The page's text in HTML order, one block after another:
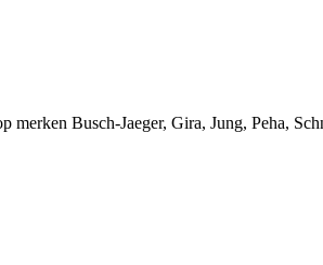
Busch-Jaeger, Gira, Jung, Peha,